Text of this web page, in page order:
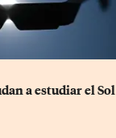
a estudiar el Sol